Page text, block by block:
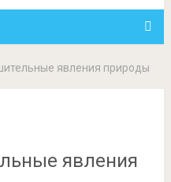
явления природы
явления